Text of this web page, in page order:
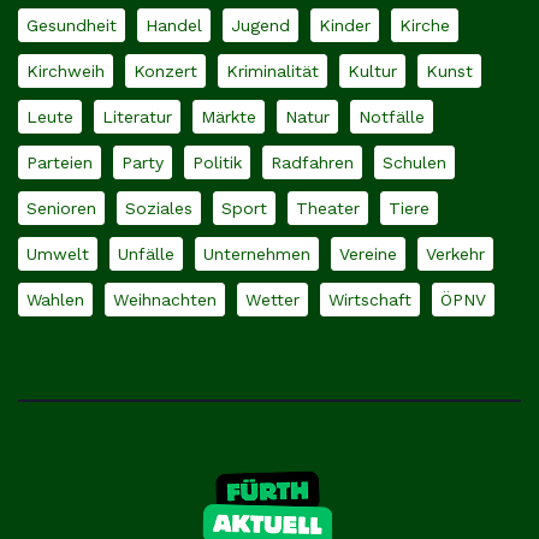
Gesundheit Handel Jugend Kinder Kirche
Kirchweih Konzert Kriminalität Kultur Kunst
Leute Literatur Märkte Natur Notfälle
Parteien Party Politik Radfahren Schulen
Senioren Soziales Sport Theater Tiere
Umwelt Unfälle Unternehmen Vereine Verkehr
Wahlen Weihnachten Wetter Wirtschaft ÖPNV